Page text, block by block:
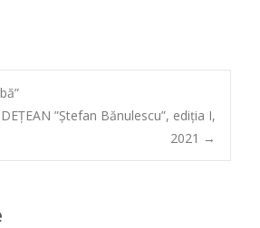
”Ștefan Bănulescu”, ediția I,
2021 →